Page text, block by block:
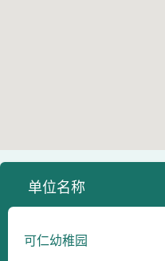
单位名称
可仁幼稚园